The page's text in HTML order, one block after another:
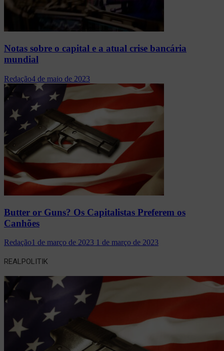
Notas sobre o capital e a atual crise bancária
mundial
Redação4 de maio de 2023
Butter or Guns? Os Capitalistas Preferem os
Canhões
Redação1 de março de 2023 1 de março de 2023
REALPOLITIK